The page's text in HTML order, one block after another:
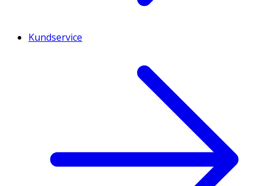
Kundservice